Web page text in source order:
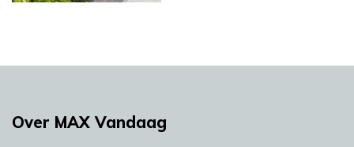
Over MAX Vandaag